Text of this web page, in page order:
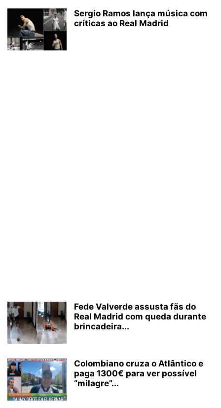
Sergio Ramos lança música com
críticas ao Real Madrid
Fede Valverde assusta fãs do
Real Madrid com queda durante
brincadeira...
Colombiano cruza o Atlântico e
paga 1300€ para ver possível
“milagre”...